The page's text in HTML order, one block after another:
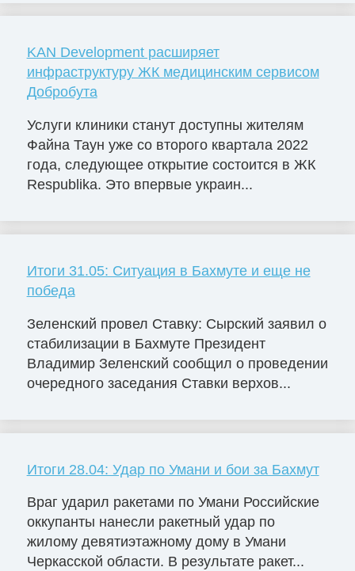
KAN Development расширяет
инфраструктуру ЖК медицинским сервисом
Добробута
Услуги клиники станут доступны жителям
Файна Таун уже со второго квартала 2022
года, следующее открытие состоится в ЖК
Respublika. Это впервые украин...
Итоги 31.05: Ситуация в Бахмуте и еще не
победа
Зеленский провел Ставку: Сырский заявил о
стабилизации в Бахмуте Президент
Владимир Зеленский сообщил о проведении
очередного заседания Ставки верхов...
Итоги 28.04: Удар по Умани и бои за Бахмут
Враг ударил ракетами по Умани Российские
оккупанты нанесли ракетный удар по
жилому девятиэтажному дому в Умани
Черкасской области. В результате ракет...